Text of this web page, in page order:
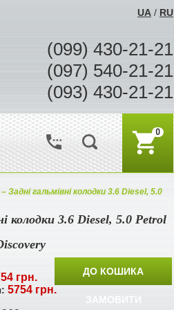
UA / RU
(099) 430-21-21
(097) 540-21-21
(093) 430-21-21
0
Задні гальмівні колодки 3.6 Diesel, 5.0
колодки 3.6 Diesel, 5.0 Petrol
грн.
5754 грн.
ДО КОШИКА
ЗАМОВИТИ